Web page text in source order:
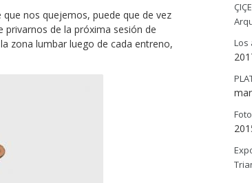
nos quejemos, puede que de vez
de la próxima sesión de
zona lumbar luego de cada entreno,
Los